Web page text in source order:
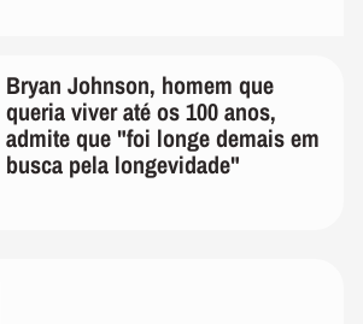
Bryan Johnson, homem que
queria viver até os 100 anos,
admite que "foi longe demais em
busca pela longevidade"